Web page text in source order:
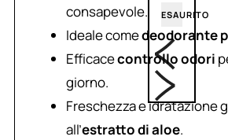
ESAURITO
consapevole.
Ideale comedeodorante
Efficacecontrollo odori
giorno.
Freschezza e idratazione
all’estratto di aloe.